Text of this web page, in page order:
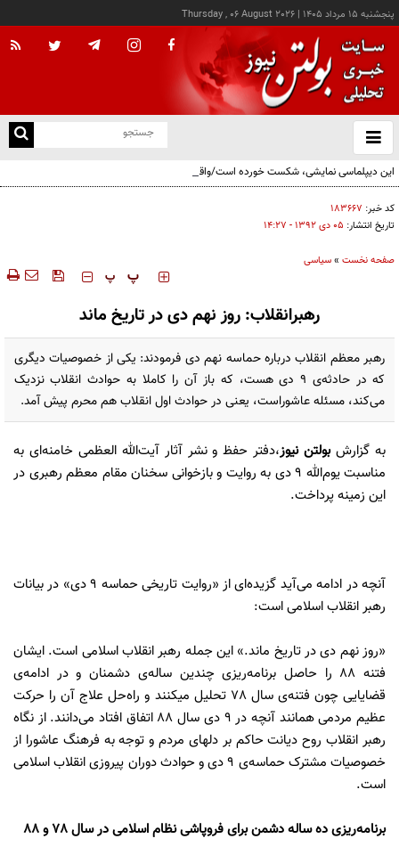
پنجشنبه ۱۵ مرداد ۱۴۰۵ |
Thursday , 06 August 2026
باز
و
این دیپلماسی نمایشی، شکست خورده است/واقعیت‌ها را بپذیرید و به تعهدات خود عمل کنید
کد خبر: ۱۸۳۶۶۷
تاریخ انتشار: ۰۵ دی ۱۳۹۲ - ۱۴:۲۷
صفحه نخست »سیاسی
‍‍‍ پ پ
رهبرانقلاب: روز نهم دی در تاریخ ماند
رهبر معظم انقلاب درباره حماسه نهم دی فرمودند: یکى از خصوصیات دیگرى
که در حادثه‌ى ۹ دى هست، که باز آن را کاملا به حوادث انقلاب نزدیک
می‌کند، مسئله‌ عاشوراست، یعنى در حوادث اول انقلاب هم محرم پیش آمد.
به گزارشبولتن نیوز،دفتر حفظ و نشر آثار آیت‌الله العظمی خامنه‌ای به
مناسبت یوم‌الله 9 دی به روایت و بازخوانی سخنان مقام معظم رهبری در
این زمینه پرداخت.
آنچه در ادامه می‌آید گزیده‌ای از «روایت تاریخی حماسه 9 دی» در بیانات
رهبر انقلاب اسلامی است:
«روز نهم دی در تاریخ ماند.» این جمله رهبر انقلاب اسلامی است. ایشان
فتنه 88 را حاصل برنامه‌ریزی چندین ساله‌ی دشمنان و در ادامه‌ی
قضایایی چون فتنه‌ی سال 78 تحلیل میکنند و راه‌حل علاج آن را حرکت
عظیم مردمی همانند آنچه در 9 دی سال 88 اتفاق افتاد می‌دانند. از نگاه
رهبر انقلاب روح دیانت حاکم بر دلهای مردم و توجه به فرهنگ عاشورا از
خصوصیات مشترک حماسه‌ی 9 دی و حوادث دوران پیروزی انقلاب اسلامی
است.
برنامه‌ریزی ده ساله دشمن برای فروپاشی نظام اسلامی در سال 78 و 88